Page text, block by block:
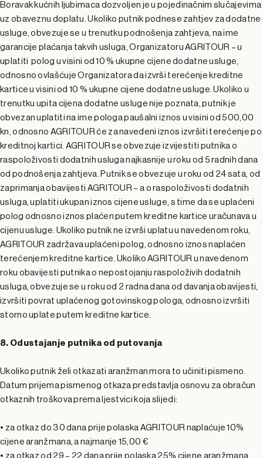
Boravak kućnih ljubimaca dozvoljen je u pojedinačnim slučajevima
uz obaveznu doplatu. Ukoliko putnik podnese zahtjev za dodatne
usluge, obvezuje se u trenutku podnošenja zahtjeva, na ime
garancije plaćanja takvih usluga, Organizatoru AGRITOUR – u
uplatiti polog u visini od 10 % ukupne cijene dodatne usluge,
odnosno ovlašćuje Organizatora da izvrši terećenje kreditne
kartice u visini od 10 % ukupne cijene dodatne usluge. Ukoliko u
trenutku upita cijena dodatne usluge nije poznata, putnik je
obvezan uplatiti na ime pologa paušalni iznos u visini od 500,00
kn, odnosno AGRITOUR će za navedeni iznos izvršiti terećenje po
kreditnoj kartici. AGRITOUR se obvezuje izvijestiti putnika o
raspoloživosti dodatnih usluga najkasnije u roku od 5 radnih dana
od podnošenja zahtjeva. Putnik se obvezuje u roku od 24 sata, od
zaprimanja obavijesti AGRITOUR – a o raspoloživosti dodatnih
usluga, uplatiti ukupan iznos cijene usluge, s time da se uplaćeni
polog odnosno iznos plaćen putem kreditne kartice uračunava u
cijenu usluge. Ukoliko putnik ne izvrši uplatu u navedenom roku,
AGRITOUR zadržava uplaćeni polog, odnosno iznos naplaćen
terećenjem kreditne kartice. Ukoliko AGRITOUR u navedenom
roku obavijesti putnika o nepostojanju raspoloživih dodatnih
usluga, obvezuje se u roku od 2 radna dana od davanja obavijesti,
izvršiti povrat uplaćenog gotovinskog pologa, odnosno izvršiti
storno uplate putem kreditne kartice.
8. Odustajanje putnika od putovanja
Ukoliko putnik želi otkazati aranžman mora to učiniti pismeno.
Datum prijema pismenog otkaza predstavlja osnovu za obračun
otkaznih troškova prema ljestvici koja slijedi:
• za otkaz do 30 dana prije polaska AGRITOUR naplaćuje 10%
cijene aranžmana, a najmanje 15,00 €
• za otkaz od 29 – 22 dana prije polaska 25% cijene aranžmana